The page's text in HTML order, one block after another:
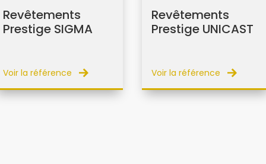
Revêtements
Prestige SIGMA
Voir la référence
Revêtements
Prestige UNICAST
Voir la référence